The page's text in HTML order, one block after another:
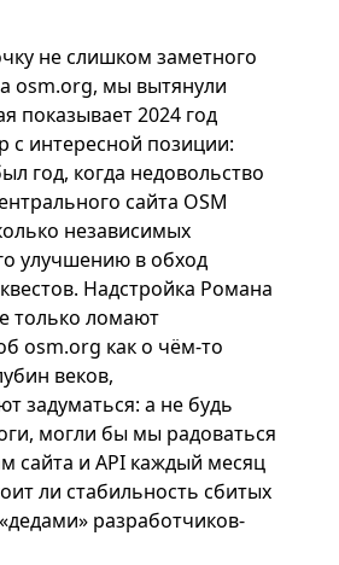
не слишком заметного
osm.org, мы вытянули
показывает 2024 год
с интересной позиции:
год, когда недовольство
сайта OSM
независимых
улучшению в обход
Надстройка Романа
только ломают
osm.org как о чём-то
веков,
задуматься: а не будь
могли бы мы радоваться
сайта и API каждый месяц
ли стабильность сбитых
разработчиков-